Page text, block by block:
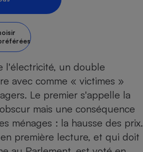
l'électricité, un double
avec comme « victimes »
Le premier s'appelle la
mais une conséquence
ménages : la hausse des prix.
première lecture, et qui doit
Sécurité - Hygiène
Supermarché - Drive
Assurance
Circulation routière
Supermarché - Drive
Comparatif plaque à
Comparatif hotte
Comparatif climatiseur
Comparatif aspirateur
Comparatif aspirateur
Électricité - Gaz
Comparatif barre de son
Comparatif imprimante
Comparatif ordinateur
Comparatif ultrabook
Comparatif tablette
Comparatif poêle à
Comparatif radiateur
Aménagement
Bricolage - Jardinage
Hygiène - Beauté
Maladie - Médecine -
Système de santé -
Retraite
emprunteur
Ensemble